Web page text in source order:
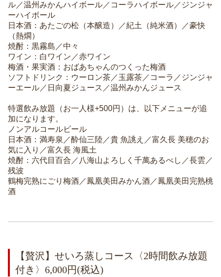
ル／温州みかんハイボール／コーラハイボール／ジンジャ
ーハイボール
日本酒：あたごの松（本醸造）／紀土（純米酒）／豪快
（熱燗）
焼酎：黒霧島／中々
ワイン：白ワイン／赤ワイン
梅酒・果実酒：おばあちゃんのつくった梅酒
ソフトドリンク：ウーロン茶／玉露茶／コーラ／ジンジャ
ーエール／日向夏ジュース／温州みかんジュース
特選飲み放題（お一人様+500円）は、以下メニューが追
加になります。
ノンアルコールビール
日本酒：満寿泉／酔仙三陸／貴 魚誂え／富久長 美穂のお
気に入り／富久長 海風土
焼酎：六代目百合／八海山よろしく千萬あるべし／長雲／
残波
鶴梅完熟にごり梅酒／鳳凰美田みかん酒／鳳凰美田完熟桃
酒
【贅沢】せいろ蒸しコース〈2時間飲み放題
付き〉6,000円(税込)